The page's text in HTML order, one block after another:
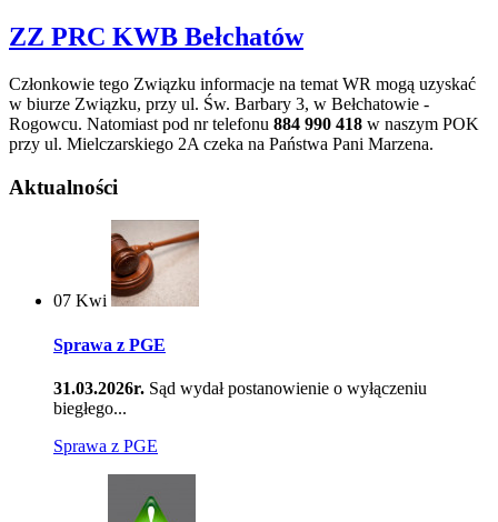
ZZ PRC KWB Bełchatów
Członkowie tego Związku informacje na temat WR mogą uzyskać
w biurze Związku, przy ul. Św. Barbary 3, w Bełchatowie -
Rogowcu. Natomiast pod nr telefonu 884 990 418 w naszym POK
przy ul. Mielczarskiego 2A czeka na Państwa Pani Marzena.
Aktualności
07 Kwi
Sprawa z PGE
31.03.2026r. Sąd wydał postanowienie o wyłączeniu
biegłego...
Sprawa z PGE